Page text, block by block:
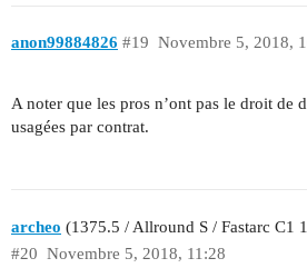
anon99884826 Novembre 5, 2018,
#19
A noter que les pros n’ont pas le droit de
usagées par contrat.
archeo (1375.5 / Allround S / Fastarc C1
Novembre 5, 2018, 11:28
#20